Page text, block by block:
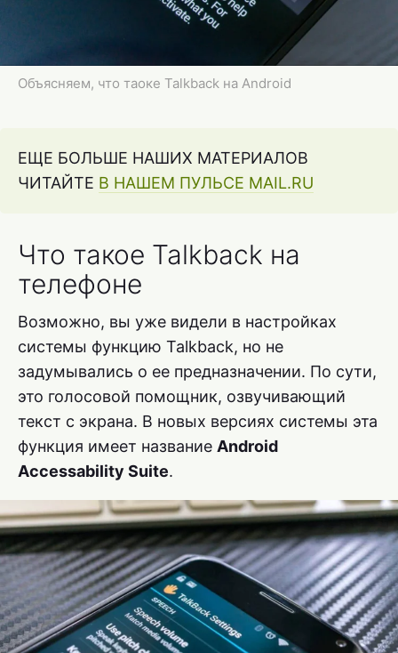
Объясняем, что таоке Talkback на Android
ЕЩЕ БОЛЬШЕ НАШИХ МАТЕРИАЛОВ
ЧИТАЙТЕ В НАШЕМ ПУЛЬСЕ MAIL.RU
Что такое Talkback на
телефоне
Возможно, вы уже видели в настройках
системы функцию Talkback, но не
задумывались о ее предназначении. По сути,
это голосовой помощник, озвучивающий
текст с экрана. В новых версиях системы эта
функция имеет название Android
Accessability Suite.